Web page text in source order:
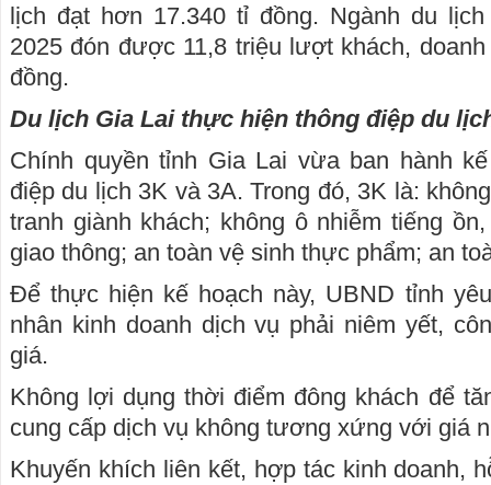
lịch đạt hơn 17.340 tỉ đồng. Ngành du
2025 đón được 11,8 triệu lượt khách,
đồng.
Du lịch Gia Lai thực hiện thông điệp du
Chính quyền tỉnh Gia Lai vừa ban hành
điệp du lịch 3K và 3A. Trong đó, 3K là:
tranh giành khách; không ô nhiễm tiếng
giao thông; an toàn vệ sinh thực phẩm; an
Để thực hiện kế hoạch này, UBND tỉnh
nhân kinh doanh dịch vụ phải niêm yết,
giá.
Không lợi dụng thời điểm đông khách để
cung cấp dịch vụ không tương xứng với giá
Khuyến khích liên kết, hợp tác kinh doanh,